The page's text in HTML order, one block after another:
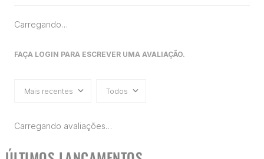
Carregando…
FAÇA LOGIN PARA ESCREVER UMA AVALIAÇÃO.
Mais recentes Todos
Carregando avaliações…